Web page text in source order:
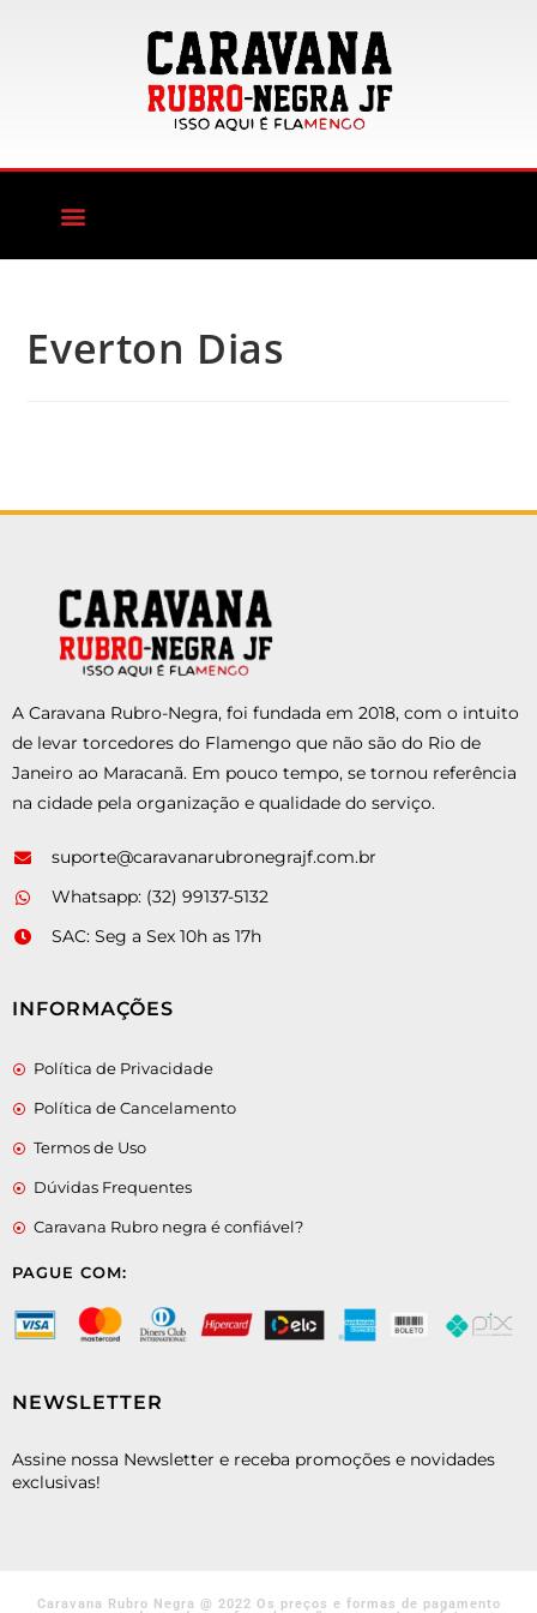
Everton Dias
A Caravana Rubro-Negra, foi fundada em 2018, com o intuito
de levar torcedores do Flamengo que não são do Rio de
Janeiro ao Maracanã. Em pouco tempo, se tornou referência
na cidade pela organização e qualidade do serviço.
suporte@caravanarubronegrajf.com.br
Whatsapp: (32) 99137-5132
SAC: Seg a Sex 10h as 17h
INFORMAÇÕES
Política de Privacidade
Política de Cancelamento
Termos de Uso
Dúvidas Frequentes
Caravana Rubro negra é confiável?
PAGUE COM:
NEWSLETTER
Assine nossa Newsletter e receba promoções e novidades
exclusivas!
Caravana Rubro Negra @ 2022 Os preços e formas de pagamento